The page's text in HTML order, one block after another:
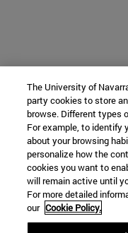
The University of
party cookies to store
browse. Different types
For example, to identify
about your browsing
personalize how the
cookies you want to
will remain active until
For more detailed
our Cookie Policy.